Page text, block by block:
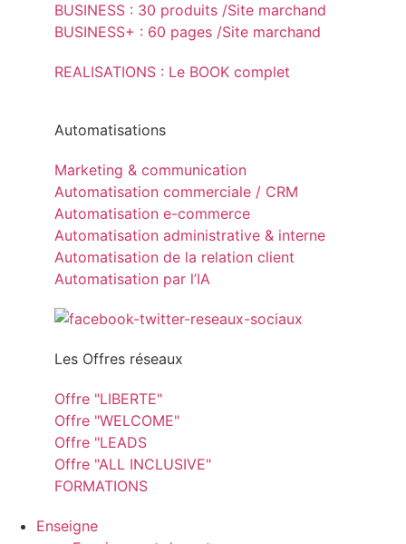
BUSINESS : 30 produits /Site marchand
BUSINESS+ : 60 pages /Site marchand
REALISATIONS : Le BOOK complet
Automatisations
Marketing & communication
Automatisation commerciale / CRM
Automatisation e-commerce
Automatisation administrative & interne
Automatisation de la relation client
Automatisation par l’IA
Les Offres réseaux
Offre "LIBERTE"
Offre "WELCOME"
Offre "LEADS
Offre "ALL INCLUSIVE"
FORMATIONS
Enseigne